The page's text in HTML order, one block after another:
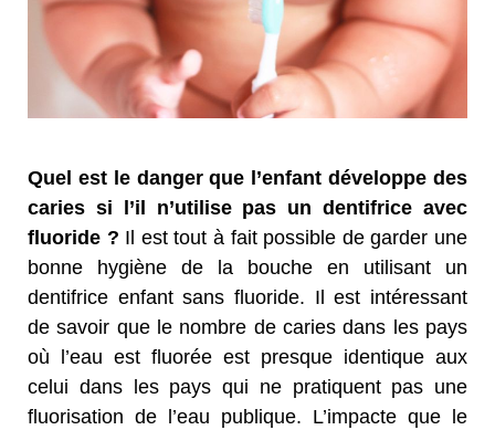
Quel est le danger que l’enfant développe des
caries si l’il n’utilise pas un dentifrice avec
fluoride ? Il est tout à fait possible de garder une
bonne hygiène de la bouche en utilisant un
dentifrice enfant sans fluoride. Il est intéressant
de savoir que le nombre de caries dans les pays
où l’eau est fluorée est presque identique aux
celui dans les pays qui ne pratiquent pas une
fluorisation de l’eau publique. L’impacte que le